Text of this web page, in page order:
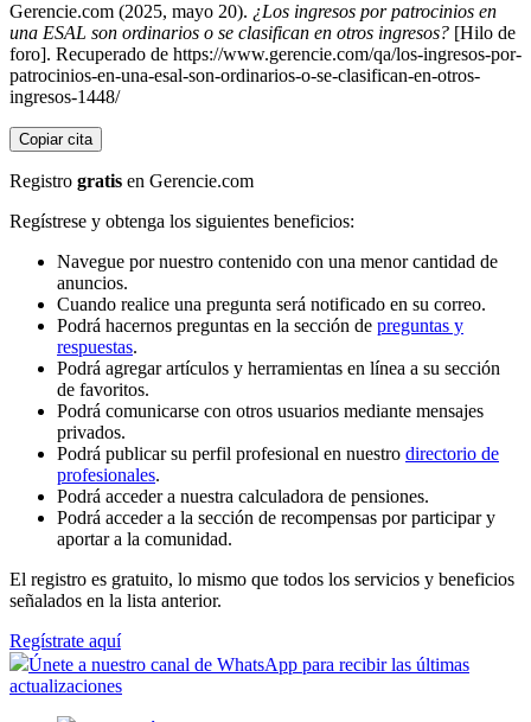
Gerencie.com (2025, mayo 20). ¿Los ingresos por patrocinios en
una ESAL son ordinarios o se clasifican en otros ingresos? [Hilo de
foro]. Recuperado de https://www.gerencie.com/qa/los-ingresos-por-
patrocinios-en-una-esal-son-ordinarios-o-se-clasifican-en-otros-
ingresos-1448/
Copiar cita
Registro gratis en Gerencie.com
Regístrese y obtenga los siguientes beneficios:
Navegue por nuestro contenido con una menor cantidad de
anuncios.
Cuando realice una pregunta será notificado en su correo.
Podrá hacernos preguntas en la sección de preguntas y
respuestas.
Podrá agregar artículos y herramientas en línea a su sección
de favoritos.
Podrá comunicarse con otros usuarios mediante mensajes
privados.
Podrá publicar su perfil profesional en nuestro directorio de
profesionales.
Podrá acceder a nuestra calculadora de pensiones.
Podrá acceder a la sección de recompensas por participar y
aportar a la comunidad.
El registro es gratuito, lo mismo que todos los servicios y beneficios
señalados en la lista anterior.
Regístrate aquí
Únete a nuestro canal de WhatsApp para recibir las últimas
actualizaciones